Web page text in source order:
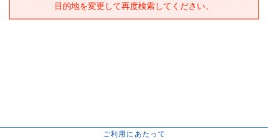
目的地を変更して再度検索してください。
ご利用にあたって